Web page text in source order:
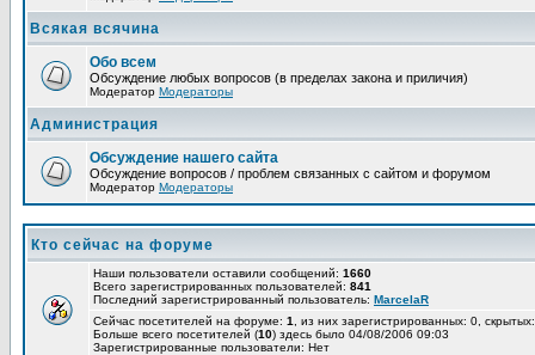
Всякая всячина
Обо всем
Обсуждение любых вопросов (в пределах закона и приличия)
Модератор Модераторы
Администрация
Обсуждение нашего сайта
Обсуждение вопросов / проблем связанных с сайтом и форумом
Модератор Модераторы
Кто сейчас на форуме
Наши пользователи оставили сообщений: 1660
Всего зарегистрированных пользователей: 841
Последний зарегистрированный пользователь: MarcelaR
Сейчас посетителей на форуме: 1
, из них зарегистрированных: 0,
Больше всего посетителей (10) здесь было 04/08/2006 09:03
Зарегистрированные пользователи: Нет